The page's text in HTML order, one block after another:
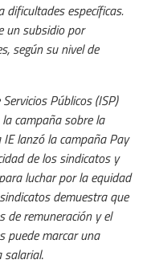
dificultades específicas.
un subsidio por
según su nivel de
Públicos (ISP)
campaña sobre la
lanzó la campaña Pay
de los sindicatos y
luchar por la equidad
demuestra que
de remuneración y el
puede marcar una
salarial.